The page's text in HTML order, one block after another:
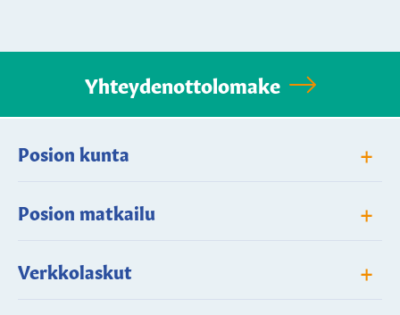
Yhteydenottolomake
Posion kunta +
Posion matkailu +
Verkkolaskut
+